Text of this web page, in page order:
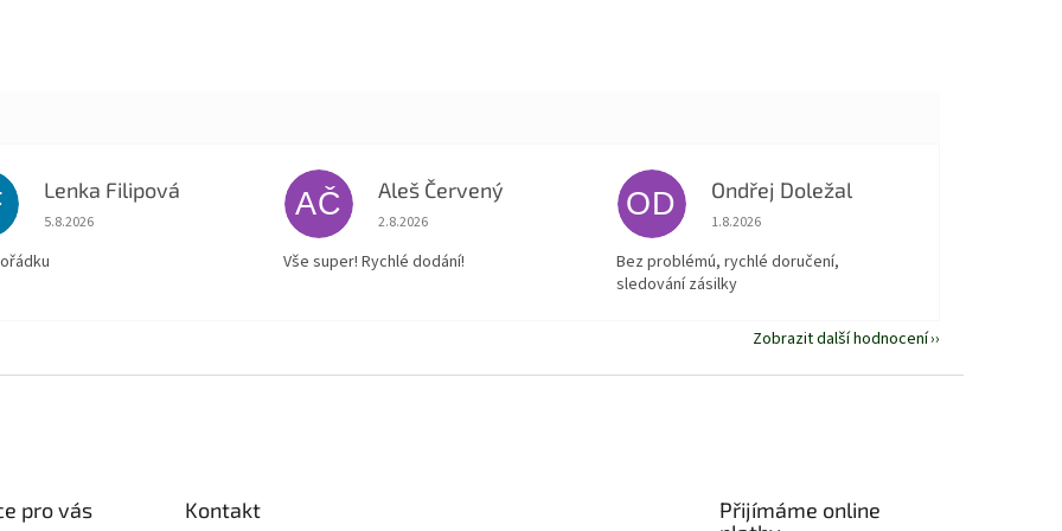
Lenka Filipová
Hodnocení obchodu je 5 z 5 hvězdiček.
5.8.2026
AČ Aleš Červený
Hodnocení obchodu je 5 z 5 hvězdiček.
2.8.2026
Vše super! Rychlé dodání!
OD Ondřej Doležal
Hodnocení obchodu je 5 z 5 hvězdiček.
1.8.2026
Bez problémú, rychlé doručení,
sledování zásilky
Zobrazit další hodnocení
pro vás Kontakt
Přijímáme online